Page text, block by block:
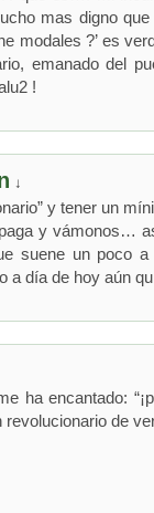
mas digno
modales ?’ es
emanado del
!
↓
y tener un
y vámonos…
suene un poco
a día de hoy aún
ha encantado:
revolucionario de